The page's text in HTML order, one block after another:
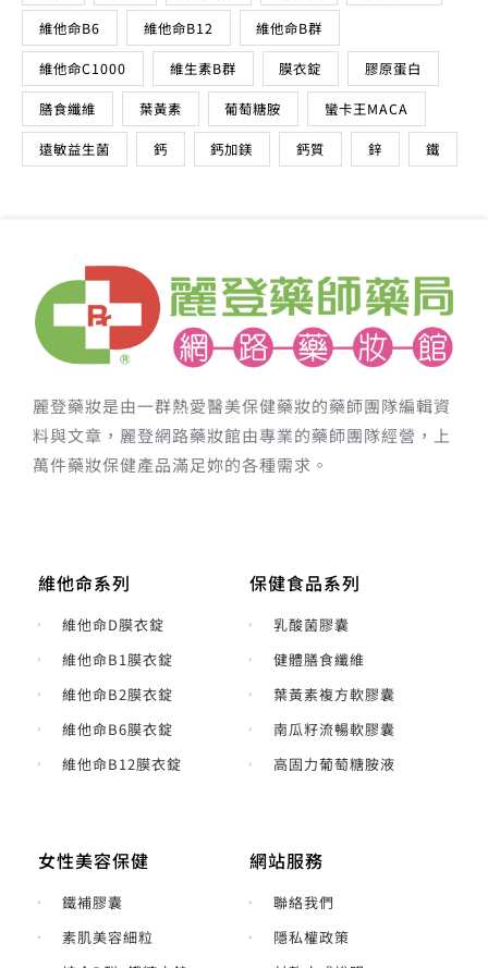
維他命B6 維他命B12 維他命B群
維他命C1000 維生素B群 膜衣錠 膠原蛋白
膳食纖維 葉黃素 葡萄糖胺 蠻卡王MACA
遠敏益生菌 鈣 鈣加鎂 鈣質 鋅 鐵
麗登藥妝是由一群熱愛醫美保健藥妝的藥師團隊編輯資
料與文章，麗登網路藥妝館由專業的藥師團隊經營，上
萬件藥妝保健產品滿足妳的各種需求。
維他命系列
維他命D膜衣錠
維他命B1膜衣錠
維他命B2膜衣錠
維他命B6膜衣錠
維他命B12膜衣錠
保健食品系列
乳酸菌膠囊
健體膳食纖維
葉黃素複方軟膠囊
南瓜籽流暢軟膠囊
高固力葡萄糖胺液
女性美容保健
鐵補膠囊
素肌美容細粒
網站服務
聯絡我們
隱私權政策